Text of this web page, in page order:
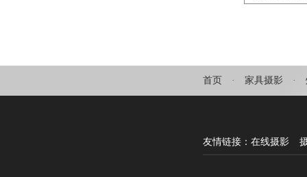
首页 · 家具摄影 ·
友情链接： 在线摄影